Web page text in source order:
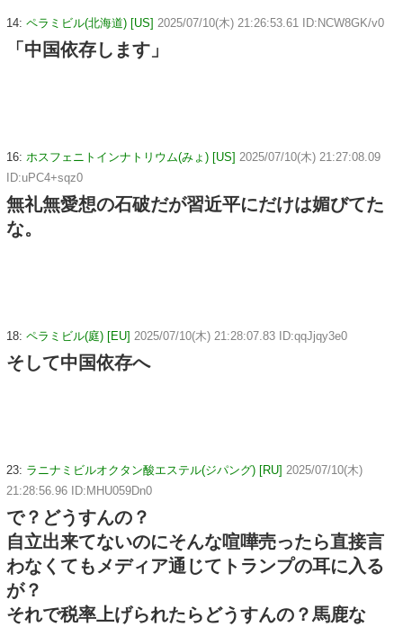
14: ペラミビル(北海道) [US] 2025/07/10(木) 21:26:53.61 ID:NCW8GK/v0
「中国依存します」
16: ホスフェニトインナトリウム(みょ) [US] 2025/07/10(木) 21:27:08.09
ID:uPC4+sqz0
無礼無愛想の石破だが習近平にだけは媚びてた
な。
18: ペラミビル(庭) [EU] 2025/07/10(木) 21:28:07.83 ID:qqJjqy3e0
そして中国依存へ
23: ラニナミビルオクタン酸エステル(ジパング) [RU] 2025/07/10(木)
21:28:56.96 ID:MHU059Dn0
で？どうすんの？
自立出来てないのにそんな喧嘩売ったら直接言
わなくてもメディア通じてトランプの耳に入る
が？
それで税率上げられたらどうすんの？馬鹿な